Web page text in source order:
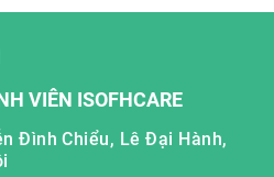
VIÊN ISOFHCARE
Đình Chiểu, Lê Đại Hành,